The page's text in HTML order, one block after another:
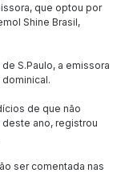
que optou por
Shine Brasil,
S.Paulo, a emissora
de que não
ano, registrou
ser comentada nas